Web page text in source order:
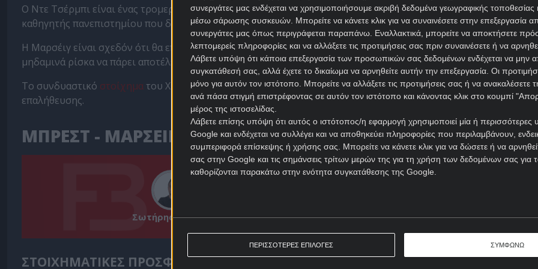
συνεργάτες μας ενδέχεται να χρησιμοποιήσουμε ακριβή δεδομένα γεωγραφικής τοποθεσίας
μέσω σάρωσης συσκευών. Μπορείτε να κάνετε κλικ για να συναινέσετε στην επεξεργασία
συνεργάτες μας όπως περιγράφεται παραπάνω. Εναλλακτικά, μπορείτε να αποκτήσετε
λεπτομερείς πληροφορίες και να αλλάξετε τις προτιμήσεις σας πριν συναινέσετε ή να
Λάβετε υπόψη ότι κάποια επεξεργασία των προσωπικών σας δεδομένων ενδέχεται να μην
συγκατάθεσή σας, αλλά έχετε το δικαίωμα να αρνηθείτε αυτήν την επεξεργασία. Οι
μόνο για αυτόν τον ιστότοπο. Μπορείτε να αλλάξετε τις προτιμήσεις σας ή να ανακαλέσετε
ανά πάσα στιγμή επιστρέφοντας σε αυτόν τον ιστότοπο και κάνοντας κλικ στο κουμπί
μέρος της ιστοσελίδας.
Λάβετε επίσης υπόψη ότι αυτός ο ιστότοπος/η εφαρμογή χρησιμοποιεί μία ή περισσότερες
Google και ενδέχεται να συλλέγει και να αποθηκεύει πληροφορίες που περιλαμβάνουν,
συμπεριφορά επίσκεψης ή χρήσης σας. Μπορείτε να κάνετε κλικ για να δώσετε ή να
σας στην Google και τις σημάνσεις τρίτων μερών της για τη χρήση των δεδομένων σας
καθορίζονται παρακάτω στην ενότητα συγκατάθεσης της Google.
ΠΕΡΙΣΣΟΤΕΡΕΣ ΕΠΙΛΟΓΕΣ ΣΥΜΦΩΝΩ
Ο Ντε Τσέρμπι είναι ένας τρομερός tactician, μα ένας συγκρουσιακός, οξύθυμος χαρακτήρας που κάποια στιγμή
καθηγητής πανεπιστημίου που διδάσκει πυρηνική σε παιδιά δημοτικού.
Η Μαρσέιγ είναι σχεδόν ότι θα επιστρέψει στις εργοστασιακές της ρυθμίσεις και θα κοιτάξει με πολύ πιο
μηδαμινά ρίσκα να πάρει αποτέλεσμα στην έδρα της Μπρεστ.
Το συνδυαστικό στοίχημα του X2 με το under 3,5 γκολ προσφέρεται στο 1,85 από τηNovibetκαι έχει μεγάλες
επαλήθευσης.
ΜΠΡΕΣΤ - ΜΑΡΣΕΙΓ ΠΡΟΓΝΩΣΤΙΚΑ
Σωτήρης Μήλιος
Ώρα έναρξης: 21:45 Α Γαλλίας
ΣΤΟΙΧΗΜΑΤΙΚΕΣ ΠΡΟΣΦΟΡΕΣ *